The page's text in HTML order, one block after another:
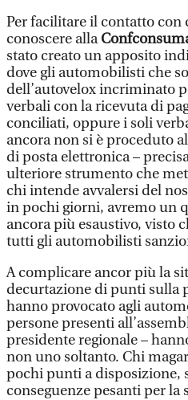
Per facilitare il contatto con
conoscere alla
stato creato un apposito
dove gli automobilisti che
dell’autovelox incriminato
verbali con la ricevuta di
conciliati, oppure i soli
ancora non si è proceduto
di posta elettronica –
ulteriore strumento che
chi intende avvalersi del
in pochi giorni, avremo un
ancora più esaustivo, visto
tutti gli automobilisti
A complicare ancor più la
decurtazione di punti sulla
hanno provocato agli
persone presenti
presidente regionale –
non uno soltanto. Chi
pochi punti a disposizione,
conseguenze pesanti per la